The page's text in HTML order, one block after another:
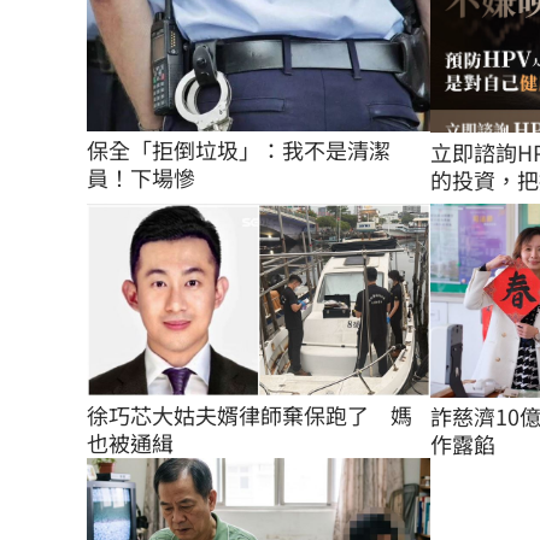
保全「拒倒垃圾」：我不是清潔
員！下場慘
立即諮詢
的投資，
徐巧芯大姑夫婿律師棄保跑了　媽
也被通緝
詐慈濟10
作露餡